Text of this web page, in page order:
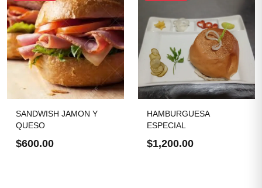
SANDWISH JAMON Y
QUESO
$600.00
HAMBURGUESA
ESPECIAL
$1,200.00